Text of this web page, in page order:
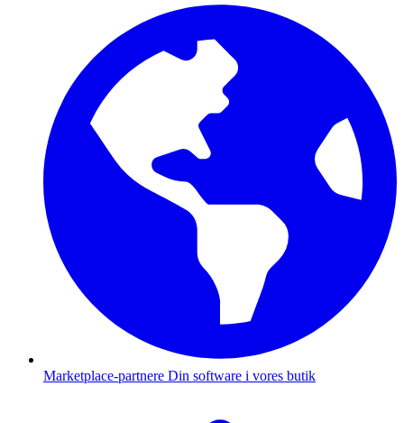
Marketplace-partnere Din software i vores butik